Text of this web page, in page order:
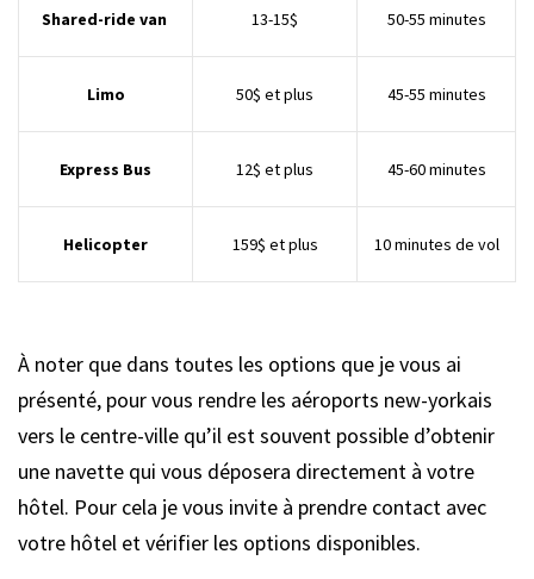
Shared-ride van 13-15$ 50-55 minutes
Limo 50$ et plus 45-55 minutes
Express Bus 12$ et plus 45-60 minutes
Helicopter 159$ et plus 10 minutes de vol
À noter que dans toutes les options que je vous ai
présenté, pour vous rendre les aéroports new-yorkais
vers le centre-ville qu’il est souvent possible d’obtenir
une navette qui vous déposera directement à votre
hôtel. Pour cela je vous invite à prendre contact avec
votre hôtel et vérifier les options disponibles.